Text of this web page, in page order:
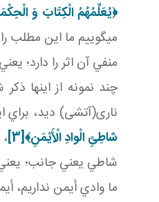
﴿يُعَلِّمُهُمُ الْكِتَابَ وَ
مي گوييم ما اين مطلب
منفي آن اثر را دارد؛
چند نمونه از اينها
ناری(آتشی) ديد، براي
شاطِئِ الْوادِ الْأَيْمَنِ‏﴾[3]
شاطي يعني جانب؛
ما وادي أيمن نداريم،